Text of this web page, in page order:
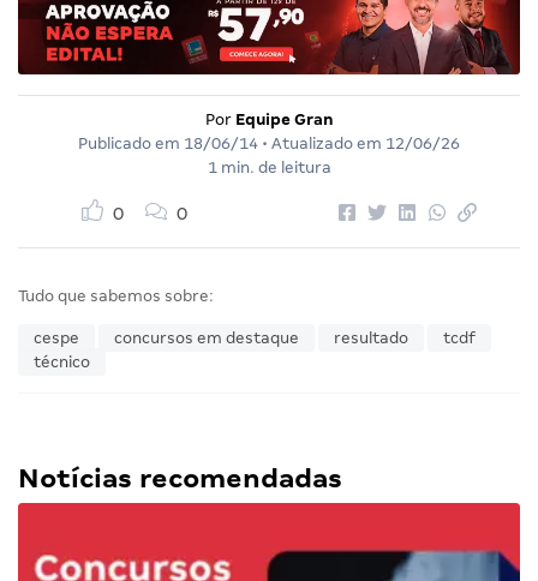
Por Equipe Gran
Publicado em 18/06/14 • Atualizado em 12/06/26
1 min. de leitura
0 0
Tudo que sabemos sobre:
cespe concursos em destaque resultado
tcdf
técnico
Notícias recomendadas